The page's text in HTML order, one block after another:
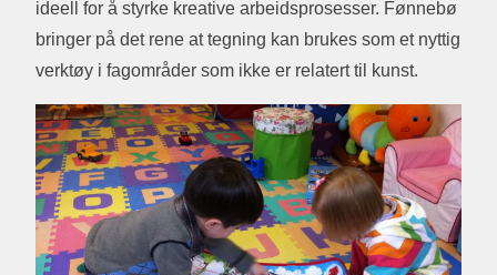
ideell for å styrke kreative arbeidsprosesser. Fønnebø
bringer på det rene at tegning kan brukes som et nyttig
verktøy i fagområder som ikke er relatert til kunst.